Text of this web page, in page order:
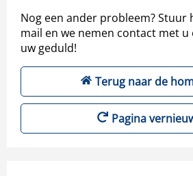
Nog een ander probleem? Stuur
mail en we nemen contact met
uw geduld!
Terug naar de
Pagina